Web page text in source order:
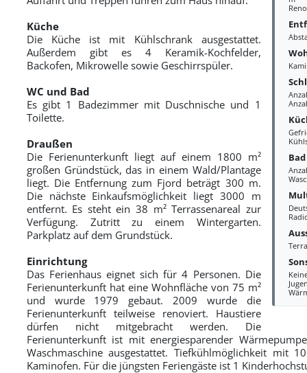
Bad
Küche
Die Küche ist mit Kühlschrank ausgestattet.
Außerdem gibt es 4 Keramik-Kochfelder,
Backofen, Mikrowelle sowie Geschirrspüler.
WC und Bad
Es gibt 1 Badezimmer mit Duschnische und 1
Toilette.
Draußen
Die Ferienunterkunft liegt auf einem 1800 m²
großen Gründstück, das in einem Wald/Plantage
liegt. Die Entfernung zum Fjord beträgt 300 m.
Die nächste Einkaufsmöglichkeit liegt 3000 m
entfernt. Es steht ein 38 m² Terrassenareal zur
Verfügung. Zutritt zu einem Wintergarten.
Parkplatz auf dem Grundstück.
Einrichtung
Das Ferienhaus eignet sich für 4 Personen. Die
Ferienunterkunft hat eine Wohnfläche von 75 m²
und wurde 1979 gebaut. 2009 wurde die
Ferienunterkunft teilweise renoviert. Haustiere
dürfen nicht mitgebracht werden. Die
Ferienunterkunft ist mit energiesparender
Waschmaschine ausgestattet. Tiefkühlmöglichkeit mit
Kaminofen. Für die jüngsten Feriengäste ist 1